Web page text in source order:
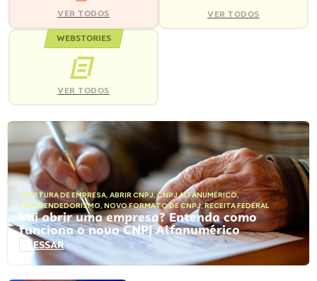
VER TODOS VER TODOS
WEBSTORIES
VER TODOS
ABERTURA DE EMPRESA, ABRIR CNPJ,CNPJ ALFANUMÉRICO,
EMPREENDEDORISMO, NOVO FORMATO DE CNPJ,RECEITA FEDERAL
Vai abrir uma empresa? Entenda como
funciona o novo CNPJ Alfanumérico
ACESSAR